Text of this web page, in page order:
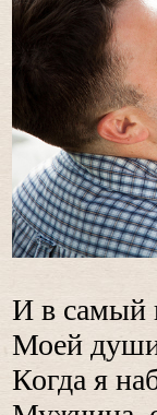
И в самый
Моей
Когда я